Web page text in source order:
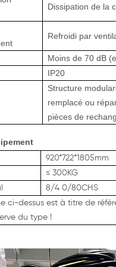
Dissipation de la
Refroidi par
Moins de 70 dB
IP20
Structure
remplacé ou
pièces de
920*722*1805mm
≤ 300KG
8/4 0/80CHS
ci-dessus est à titre de
du type !